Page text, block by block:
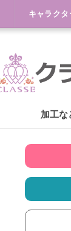
キャラクタ
加工な